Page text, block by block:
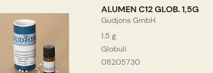
ALUMEN C12 GLOB. 1,5G
Gudjons GmbH
1.5 g
Globuli
08205730